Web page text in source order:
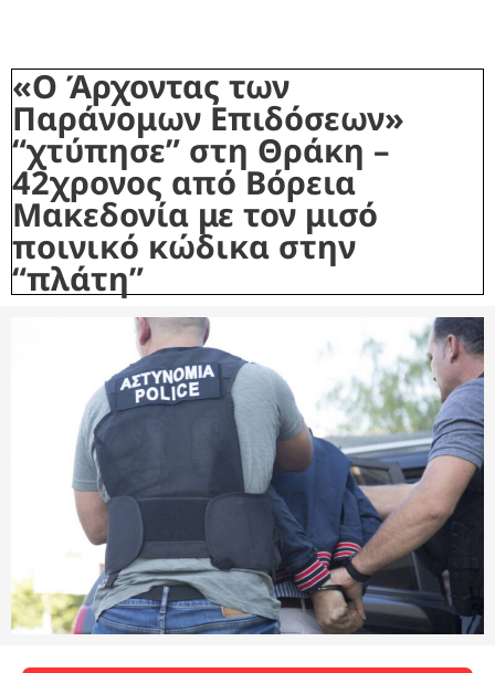
«Ο Άρχοντας των
Παράνομων Επιδόσεων»
“χτύπησε” στη Θράκη –
42χρονος από Βόρεια
Μακεδονία με τον μισό
ποινικό κώδικα στην
“πλάτη”